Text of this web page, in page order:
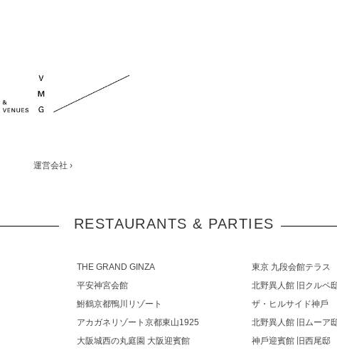
運営会社 ›
RESTAURANTS & PARTIES
THE GRAND GINZA
東京 九段会館テラス
平安神宮会館
北野異人館 旧クルペ
鮒鶴京都鴨川リゾート
ザ・ヒルサイド神⼾
アカガネリゾート京都東山1925
北野異人館 旧ムーア
大阪城西の丸庭園 大阪迎賓館
神⼾迎賓館 旧⻄尾邸